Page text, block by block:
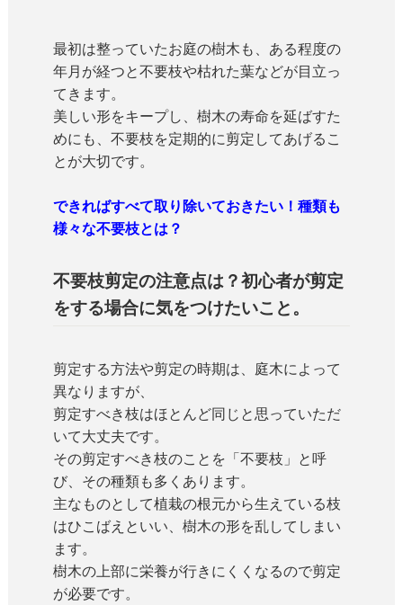
最初は整っていたお庭の樹木も、ある程度の
年月が経つと不要枝や枯れた葉などが目立っ
てきます。
美しい形をキープし、樹木の寿命を延ばすた
めにも、不要枝を定期的に剪定してあげるこ
とが大切です。
できればすべて取り除いておきたい！種類も
様々な不要枝とは？
不要枝剪定の注意点は？初心者が剪定
をする場合に気をつけたいこと。
剪定する方法や剪定の時期は、庭木によって
異なりますが、
剪定すべき枝はほとんど同じと思っていただ
いて大丈夫です。
その剪定すべき枝のことを「不要枝」と呼
び、その種類も多くあります。
主なものとして植栽の根元から生えている枝
はひこばえといい、樹木の形を乱してしまい
ます。
樹木の上部に栄養が行きにくくなるので剪定
が必要です。